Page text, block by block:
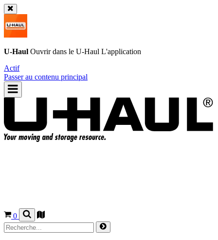
U-Haul Ouvrir dans le U-Haul L'application
Actif
Passer au contenu principal
0